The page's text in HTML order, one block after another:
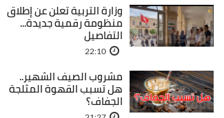
وزارة التربية تعلن عن إطلاق
منظومة رقمية جديدة...
التفاصيل
22:10
مشروب الصيف الشهير..
هل تسبب القهوة المثلجة
الجفاف؟